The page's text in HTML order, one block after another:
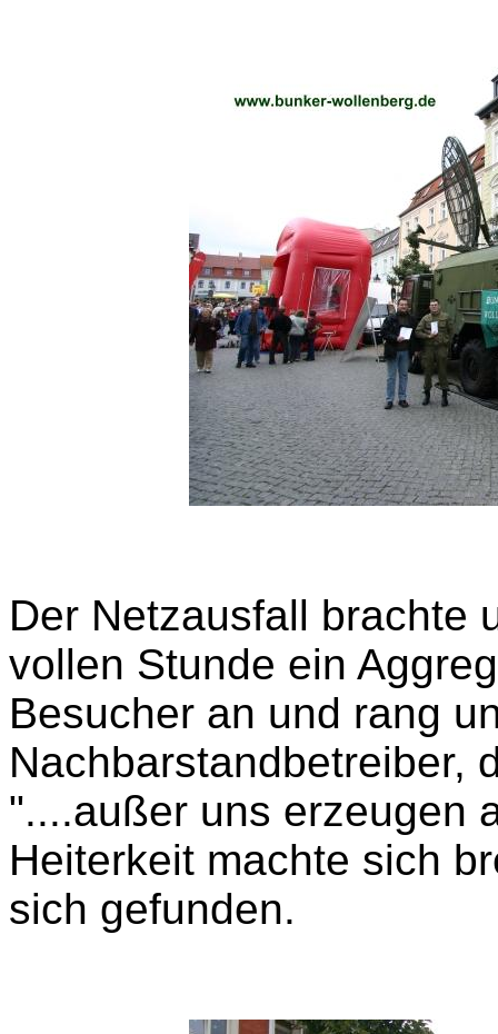
Der Netzausfall brachte
vollen Stunde ein
Besucher an und rang
Nachbarstandbetreiber,
"....außer uns erzeugen
Heiterkeit machte sich
sich gefunden.